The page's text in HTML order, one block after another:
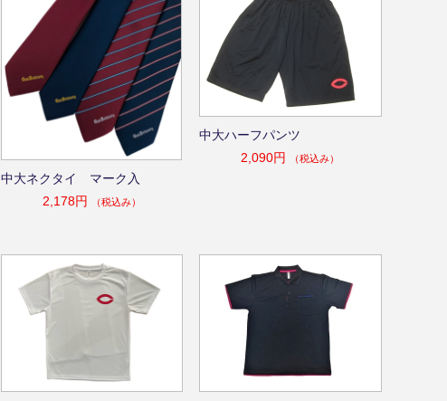
中大ネクタイ マーク入
2,178円
（税込み）
中大ハーフパンツ
2,090円
（税込み）